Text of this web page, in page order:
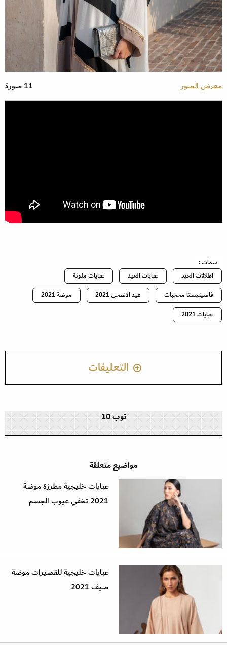
معرض الصور 11 صورة
سمات :
اطلالات العيد
عبايات العيد
عبايات ملونة
فاشينيستا محجبات
عيد الاضحى 2021
موضة 2021
عبايات 2021
التعليقات
توب 10
مواضيع متعلقة
عبايات خليجية مطرزة موضة
2021 تخفي عيوب الجسم
عبايات خليجية للقصيرات موضة
صيف 2021